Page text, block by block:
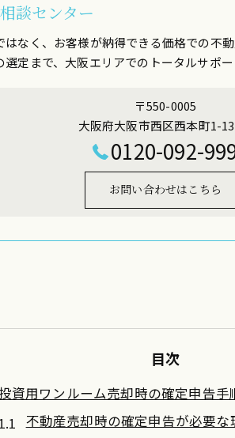
談センター
なく、お客様が納得できる価格での不
定まで、大阪エリアでのトータルサポー
〒550-0005
大阪府大阪市西区西本町1-
0120-092-
お問い合わせはこちら
目次
資用ワンルーム売却時の確定申告手
不動産売却時の確定申告が必要な